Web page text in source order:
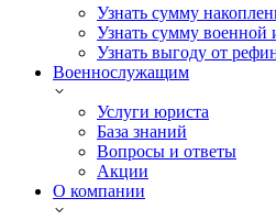
Узнать сумму
Узнать сумму военной
Узнать выгоду от
Военнослужащим
Услуги юриста
База знаний
Вопросы и ответы
Акции
О компании